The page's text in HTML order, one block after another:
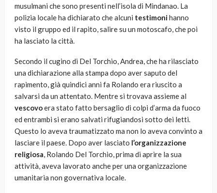
musulmani che sono presenti nell’isola di Mindanao. La
polizia locale ha dichiarato che alcuni testimonihanno
visto il gruppo ed il rapito, salire su un motoscafo, che poi
ha lasciato la città.
Secondo il cugino di Del Torchio, Andrea, che ha rilasciato
una dichiarazione alla stampa dopo aver saputo del
rapimento, già quindici anni fa Rolando era riuscito a
salvarsi da un attentato. Mentre si trovava assieme al
vescovoera stato fatto bersaglio di colpi d’arma da fuoco
ed entrambi si erano salvati rifugiandosi sotto dei letti.
Questo lo aveva traumatizzato ma non lo aveva convinto a
lasciare il paese. Dopo aver lasciato l’organizzazione
religiosa, Rolando Del Torchio, prima di aprire la sua
attività, aveva lavorato anche per una organizzazione
umanitaria non governativa locale.